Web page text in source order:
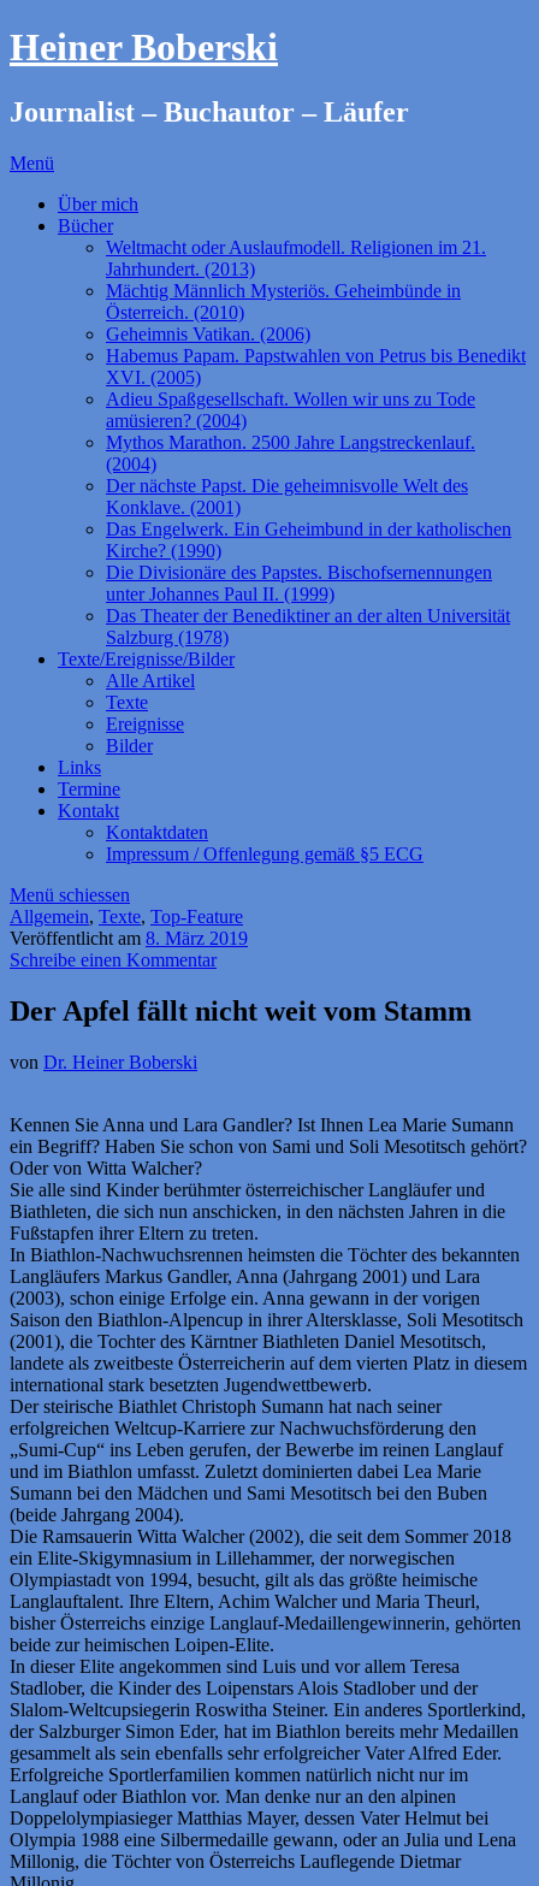
Heiner Boberski
Journalist – Buchautor – Läufer
Menü
Über mich
Bücher
Weltmacht oder Auslaufmodell. Religionen im 21.
Jahrhundert. (2013)
Mächtig Männlich Mysteriös. Geheimbünde in
Österreich. (2010)
Geheimnis Vatikan. (2006)
Habemus Papam. Papstwahlen von Petrus bis Benedikt
XVI. (2005)
Adieu Spaßgesellschaft. Wollen wir uns zu Tode
amüsieren? (2004)
Mythos Marathon. 2500 Jahre Langstreckenlauf.
(2004)
Der nächste Papst. Die geheimnisvolle Welt des
Konklave. (2001)
Das Engelwerk. Ein Geheimbund in der katholischen
Kirche? (1990)
Die Divisionäre des Papstes. Bischofsernennungen
unter Johannes Paul II. (1999)
Das Theater der Benediktiner an der alten Universität
Salzburg (1978)
Texte/Ereignisse/Bilder
Alle Artikel
Texte
Ereignisse
Bilder
Links
Termine
Kontakt
Kontaktdaten
Impressum / Offenlegung gemäß §5 ECG
Menü schiessen
Allgemein, Texte, Top-Feature
Veröffentlicht am 8. März 2019
Schreibe einen Kommentar
Der Apfel fällt nicht weit vom Stamm
von Dr. Heiner Boberski
Kennen Sie Anna und Lara Gandler? Ist Ihnen Lea Marie Sumann
ein Begriff? Haben Sie schon von Sami und Soli Mesotitsch gehört?
Oder von Witta Walcher?
Sie alle sind Kinder berühmter österreichischer Langläufer und
Biathleten, die sich nun anschicken, in den nächsten Jahren in die
Fußstapfen ihrer Eltern zu treten.
In Biathlon-Nachwuchsrennen heimsten die Töchter des bekannten
Langläufers Markus Gandler, Anna (Jahrgang 2001) und Lara
(2003), schon einige Erfolge ein. Anna gewann in der vorigen
Saison den Biathlon-Alpencup in ihrer Altersklasse, Soli Mesotitsch
(2001), die Tochter des Kärntner Biathleten Daniel Mesotitsch,
landete als zweitbeste Österreicherin auf dem vierten Platz in diesem
international stark besetzten Jugendwettbewerb.
Der steirische Biathlet Christoph Sumann hat nach seiner
erfolgreichen Weltcup-Karriere zur Nachwuchsförderung den
„Sumi-Cup“ ins Leben gerufen, der Bewerbe im reinen Langlauf
und im Biathlon umfasst. Zuletzt dominierten dabei Lea Marie
Sumann bei den Mädchen und Sami Mesotitsch bei den Buben
(beide Jahrgang 2004).
Die Ramsauerin Witta Walcher (2002), die seit dem Sommer 2018
ein Elite-Skigymnasium in Lillehammer, der norwegischen
Olympiastadt von 1994, besucht, gilt als das größte heimische
Langlauftalent. Ihre Eltern, Achim Walcher und Maria Theurl,
bisher Österreichs einzige Langlauf-Medaillengewinnerin, gehörten
beide zur heimischen Loipen-Elite.
In dieser Elite angekommen sind Luis und vor allem Teresa
Stadlober, die Kinder des Loipenstars Alois Stadlober und der
Slalom-Weltcupsiegerin Roswitha Steiner. Ein anderes Sportlerkind,
der Salzburger Simon Eder, hat im Biathlon bereits mehr Medaillen
gesammelt als sein ebenfalls sehr erfolgreicher Vater Alfred Eder.
Erfolgreiche Sportlerfamilien kommen natürlich nicht nur im
Langlauf oder Biathlon vor. Man denke nur an den alpinen
Doppelolympiasieger Matthias Mayer, dessen Vater Helmut bei
Olympia 1988 eine Silbermedaille gewann, oder an Julia und Lena
Millonig, die Töchter von Österreichs Lauflegende Dietmar